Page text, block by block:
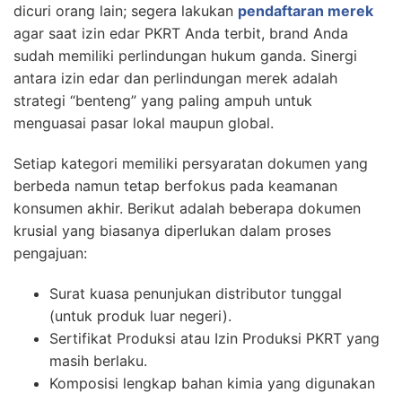
dicuri orang lain; segera lakukan pendaftaran merek
agar saat izin edar PKRT Anda terbit, brand Anda
sudah memiliki perlindungan hukum ganda. Sinergi
antara izin edar dan perlindungan merek adalah
strategi “benteng” yang paling ampuh untuk
menguasai pasar lokal maupun global.
Setiap kategori memiliki persyaratan dokumen yang
berbeda namun tetap berfokus pada keamanan
konsumen akhir. Berikut adalah beberapa dokumen
krusial yang biasanya diperlukan dalam proses
pengajuan:
Surat kuasa penunjukan distributor tunggal
(untuk produk luar negeri).
Sertifikat Produksi atau Izin Produksi PKRT yang
masih berlaku.
Komposisi lengkap bahan kimia yang digunakan